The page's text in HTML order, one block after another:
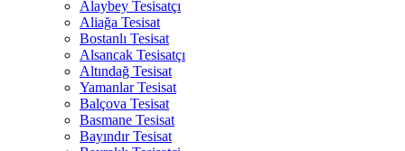
Alaybey Tesisatçı
Aliağa Tesisat
Bostanlı Tesisat
Alsancak Tesisatçı
Altındağ Tesisat
Yamanlar Tesisat
Balçova Tesisat
Basmane Tesisat
Bayındır Tesisat